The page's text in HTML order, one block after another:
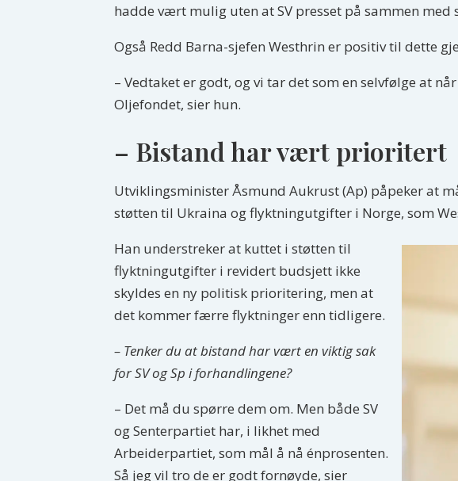
hadde vært mulig uten at SV presset på sammen med
Også Redd Barna-sjefen Westhrin er positiv til dette
– Vedtaket er godt, og vi tar det som en selvfølge at
Oljefondet, sier hun.
– Bistand har vært prioritert
Utviklingsminister Åsmund Aukrust (Ap) påpeker at
støtten til Ukraina og flyktningutgifter i Norge, som
Han understreker at kuttet i støtten til
flyktningutgifter i revidert budsjett ikke
skyldes en ny politisk prioritering, men at
det kommer færre flyktninger enn tidligere.
– Tenker du at bistand har vært en viktig sak
for SV og Sp i forhandlingene?
– Det må du spørre dem om. Men både SV
og Senterpartiet har, i likhet med
Arbeiderpartiet, som mål å nå énprosenten.
Så jeg vil tro de er godt fornøyde, sier